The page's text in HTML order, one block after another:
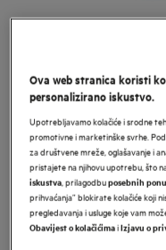
LFR61944BE
AEG 6000
kapaciteta 9
Informacijski list proizvoda
Ova web stranica koristi
personalizirano iskustvo.
Upotrebljavamo kolačiće i srodne
promotivne i marketinške svrhe.
za društvene mreže, oglašavanje i
pristajete na njihovu upotrebu, što
iskustva, prilagodbuposebnih
prihvaćanja” blokirate kolačiće koji
pregledavanja i usluge koje vam
Obavijest o kolačićimaiIzjavu o